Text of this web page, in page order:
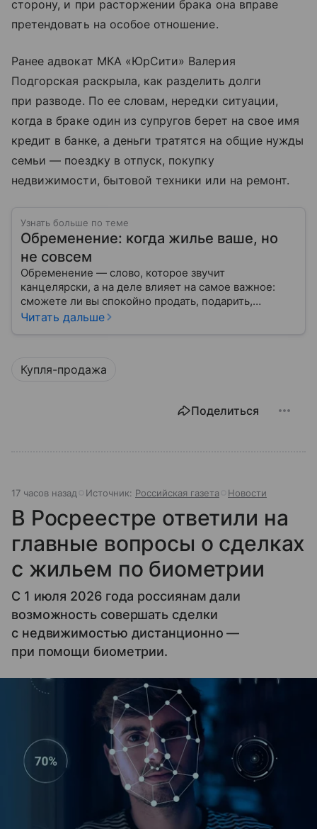
сторону, и при расторжении брака она вправе
претендовать на особое отношение.
Ранее адвокат МКА «ЮрСити» Валерия
Подгорская раскрыла, как разделить долги
при разводе. По ее словам, нередки ситуации,
когда в браке один из супругов берет на свое имя
кредит в банке, а деньги тратятся на общие нужды
семьи — поездку в отпуск, покупку
недвижимости, бытовой техники или на ремонт.
Узнать больше по теме
Обременение: когда жилье ваше, но
не совсем
Обременение — слово, которое звучит
канцелярски, а на деле влияет на самое важное:
сможете ли вы спокойно продать, подарить,
заложить или даже иногда нормально пользоваться
Читать дальше
Купля-продажа
Поделиться
17 часов назад Источник: Российская газета Новости
В Росреестре ответили на
главные вопросы о сделках
с жильем по биометрии
С 1 июля 2026 года россиянам дали
возможность совершать сделки
с недвижимостью дистанционно —
при помощи биометрии.